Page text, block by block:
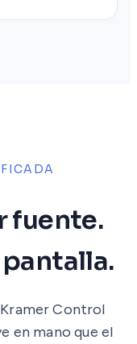
fuente.
Control
en mano que el